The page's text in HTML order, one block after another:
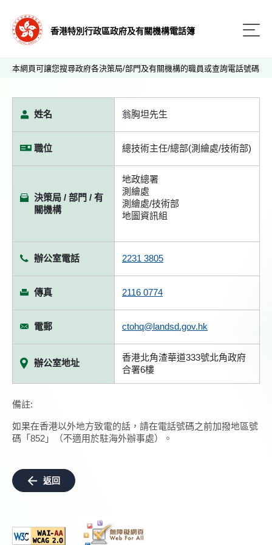
香港特別行政區政府及有關機構電話簿
本網頁可讓您搜尋政府各決策局/部門及有關機構的職員或查詢電話號碼
姓名 翁胸坦先生
職位 總技術主任/總部(測繪處/技術部)
決策局 / 部門 / 有
關機構
地政總署
測繪處
測繪處/技術部
地圖資訊組
辦公室電話 2231 3805
傳真 2116 0774
電郵 ctohq@landsd.gov.hk
辦公室地址
香港北角渣華道333號北角政府
合署6樓
備註:
如果在香港以外地方致電的話，請在電話號碼之前加撥地區號
碼「852」（不適用於駐海外辦事處）。
返回